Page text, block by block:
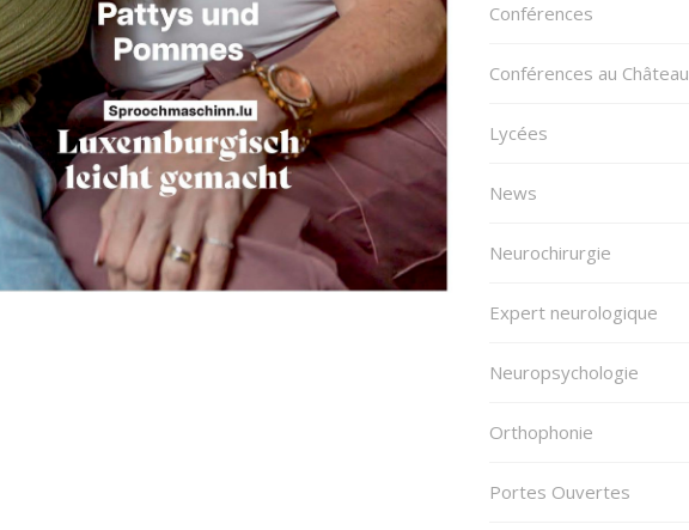
Conférences
Conférences au Château
Lycées
News
Neurochirurgie
Expert neurologique
Neuropsychologie
Orthophonie
Portes Ouvertes